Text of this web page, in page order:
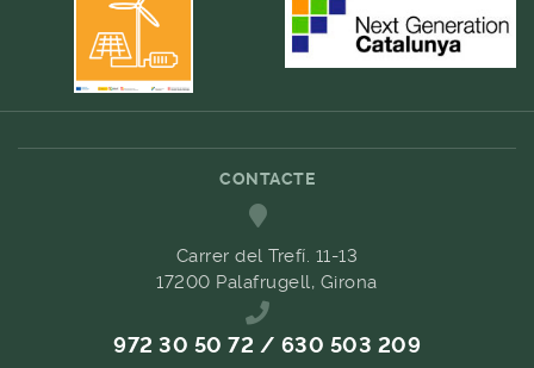
CONTACTE
Carrer del Trefí. 11-13
17200 Palafrugell, Girona
972 30 50 72 / 630 503 209